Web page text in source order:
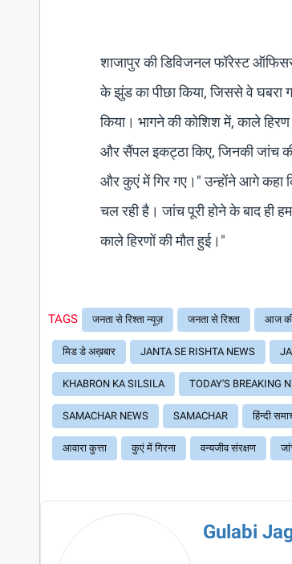
शाजापुर की डिविजनल फॉरेस्ट
के झुंड का पीछा किया, जिससे वे घबरा
किया। भागने की कोशिश में, काले
और सैंपल इकट्ठा किए, जिनकी जांच की
और कुएं में गिर गए।" उन्होंने आगे कहा
चल रही है। जांच पूरी होने के बाद ही
काले हिरणों की मौत हुई।"
TAGS जनता से रिश्ता न्यूज़ जनता से रिश्ता आज की
मिड डे अख़बार JANTA SE RISHTA NEWS
KHABRON KA SILSILA TODAY'S BREAKING
SAMACHAR NEWS SAMACHAR हिंन्दी
आवारा कुत्ता कुएं में गिरना वन्यजीव संरक्षण
Gulabi